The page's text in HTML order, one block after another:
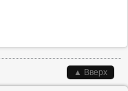
▲ Вверх